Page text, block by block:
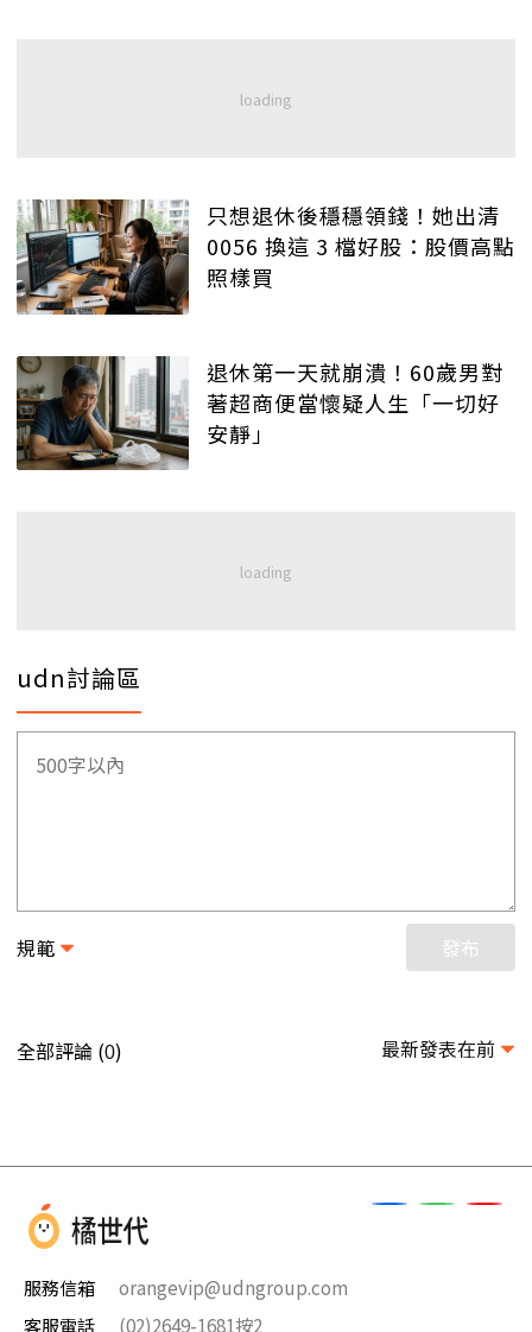
只想退休後穩穩領錢！她出清
0056 換這 3 檔好股：股價高點
照樣買
退休第一天就崩潰！60歲男對
著超商便當懷疑人生「一切好
安靜」
udn討論區
規範 發布
全部評論 (0) 最新發表在前
服務信箱
orangevip@udngroup.com
客服電話
(02)2649-1681按2